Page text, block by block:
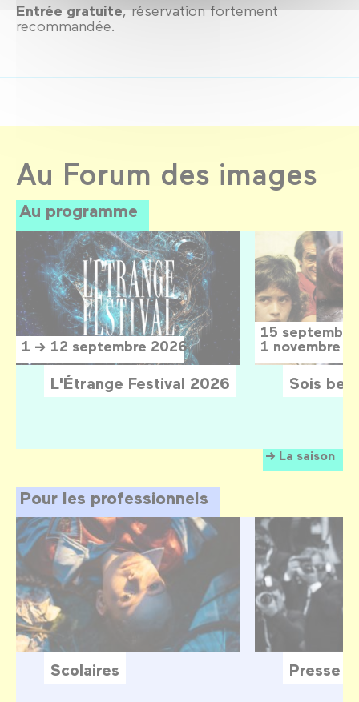
Entrée gratuite, réservation fortement
recommandée.
Au Forum des images
Au programme
La saison
1 → 12 septembre 2026
L'Étrange Festival 2026
15
1 novembre
Sois
Pour les professionnels
Scolaires Presse